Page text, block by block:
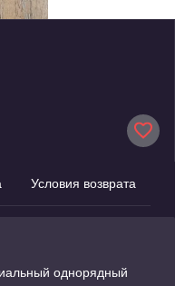
Условия возврата
однорядный